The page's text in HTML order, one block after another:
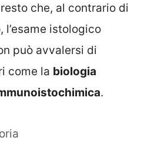
che, al contrario di
istologico
può avvalersi di
come la biologia
.